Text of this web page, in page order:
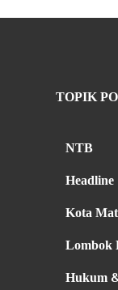
TOPIK
NTB
Headline
Kota
Lombok
Hukum